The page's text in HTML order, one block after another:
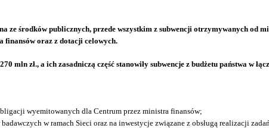
ze środków publicznych, przede wszystkim z subwencji otrzymywanych od
finansów oraz z dotacji celowych.
mln zł., a ich zasadniczą część stanowiły subwencje z budżetu państwa w
wyemitowanych dla Centrum przez ministra finansów;
w ramach Sieci oraz na inwestycje związane z obsługą realizacji zadań.